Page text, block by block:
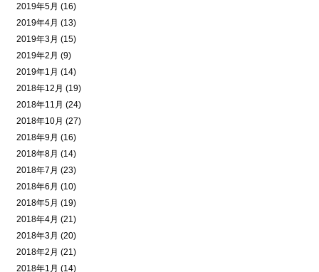
2019年5月 (16)
2019年4月 (13)
2019年3月 (15)
2019年2月 (9)
2019年1月 (14)
2018年12月 (19)
2018年11月 (24)
2018年10月 (27)
2018年9月 (16)
2018年8月 (14)
2018年7月 (23)
2018年6月 (10)
2018年5月 (19)
2018年4月 (21)
2018年3月 (20)
2018年2月 (21)
2018年1月 (14)